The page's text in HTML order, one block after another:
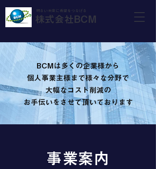
明るい未来に希望をつなげる
株式会社BCM
BCMは​多くの企業様から
個人事業主様まで様々な分野で
大幅なコスト削減の
お手伝いをさせて頂いております
​事業案内